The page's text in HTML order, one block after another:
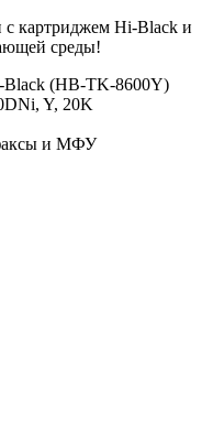
с картриджем Hi-Black и
среды!
Black (HB-TK-8600Y)
Y, 20K
и МФУ